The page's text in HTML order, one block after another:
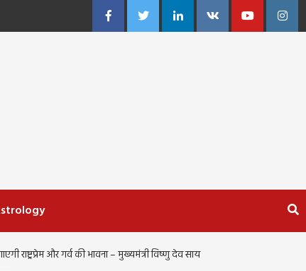
FacebookTwitterLinkedinVK Youtube
राष्ट्रप्रेम और गर्व की भावना – मुख्यमंत्री विष्णु देव साय